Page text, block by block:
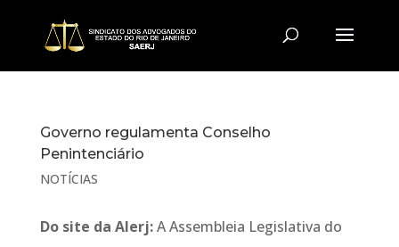
Governo regulamenta Conselho
Penintenciário
NOTÍCIAS
Do site da Alerj:A Assembleia Legislativa do